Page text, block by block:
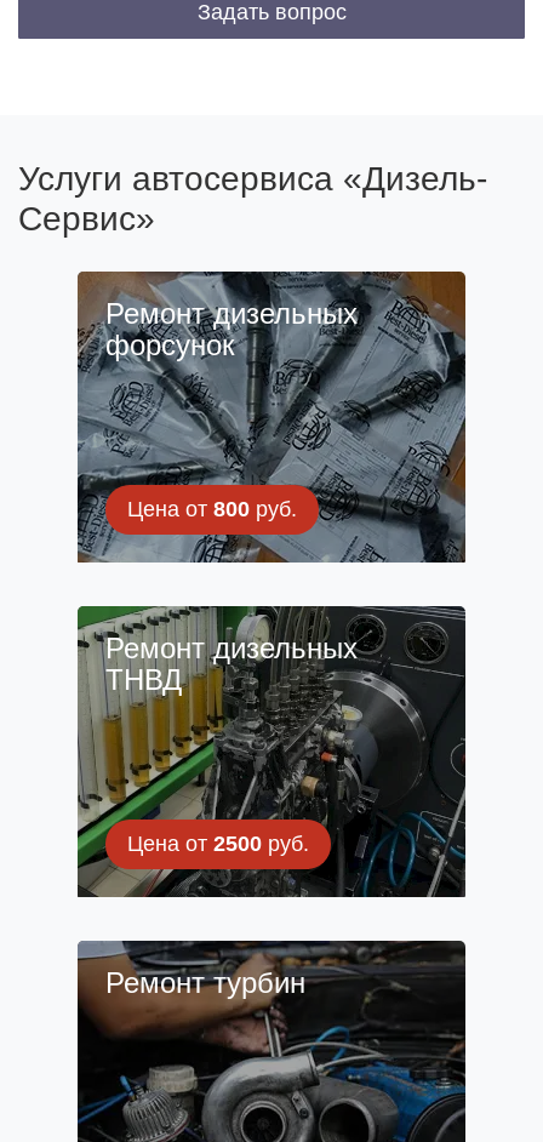
Задать вопрос
Услуги автосервиса «Дизель-
Сервис»
Ремонт дизельных
форсунок
Цена от 800руб.
Ремонт дизельных
ТНВД
Цена от 2500руб.
Ремонт турбин